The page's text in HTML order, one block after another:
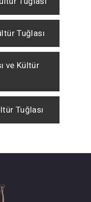
Tuğlası
ve Kültür
Tuğlası